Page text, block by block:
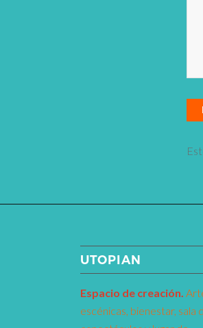
UTOPIAN
Espacio de creación.
escénicas, bienestar, sala